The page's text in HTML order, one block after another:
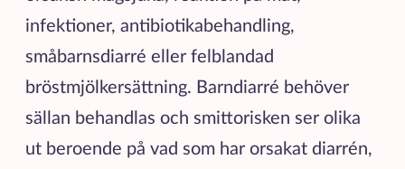
infektioner, antibiotikabehandling,
småbarnsdiarré eller felblandad
bröstmjölkersättning. Barndiarré behöver
sällan behandlas och smittorisken ser olika
ut beroende på vad som har orsakat diarrén,